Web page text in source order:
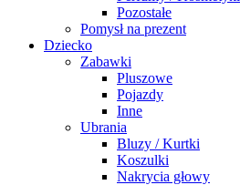
Pozostałe
Pomysł na prezent
Dziecko
Zabawki
Pluszowe
Pojazdy
Inne
Ubrania
Bluzy / Kurtki
Koszulki
Nakrycia głowy